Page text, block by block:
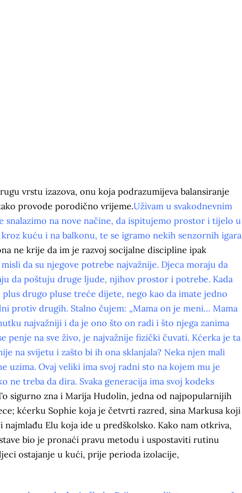
vrstu izazova, onu koja podrazumijeva balansiranje
provode porodično vrijeme.Uživam u svakodnevnim
snalazimo na nove načine, da ispitujemo prostor i tijelo u
kuću i na balkonu, te se igramo nekih senzornih igara
ne krije da im je razvoj socijalne discipline ipak
da su njegove potrebe najvažnije. Djeca moraju da
da poštuju druge ljude, njihov prostor i potrebe. Kada
drugo pluse treće dijete, nego kao da imate jedno
protiv drugih. Stalno čujem: „Mama on je meni… Mama
najvažniji i da je ono što on radi i što njega zanima
penje na sve živo, je najvažnije fizički čuvati. Kćerka je ta
na svijetu i zašto bi ih ona sklanjala? Neka njen mali
uzima. Ovaj veliki ima svoj radni sto na kojem mu je
treba da dira. Svaka generacija ima svoj kodeks
sigurno zna i Marija Hudolin, jedna od najpopularnijih
kćerku Sophie koja je četvrti razred, sina Markusa koji
Elu koja ide u predškolsko. Kako nam otkriva,
bio je pronaći pravu metodu i uspostaviti rutinu
ostajanje u kući, prije perioda izolacije,